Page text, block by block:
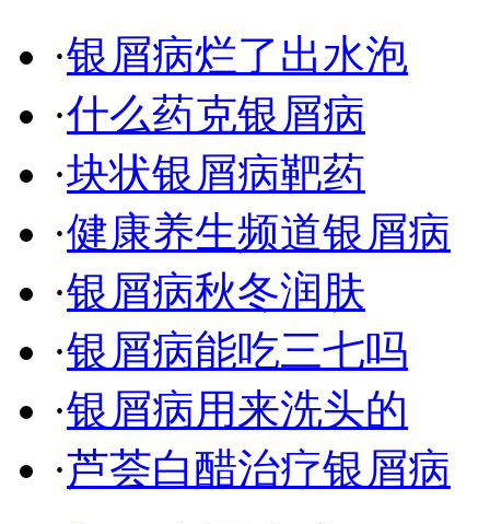
·银屑病烂了出水泡
·什么药克银屑病
·块状银屑病靶药
·健康养生频道银屑病
·银屑病秋冬润肤
·银屑病能吃三七吗
·银屑病用来洗头的
·芦荟白醋治疗银屑病